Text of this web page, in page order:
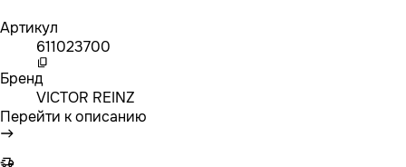
Артикул
611023700
Бренд
VICTOR REINZ
Перейти к описанию